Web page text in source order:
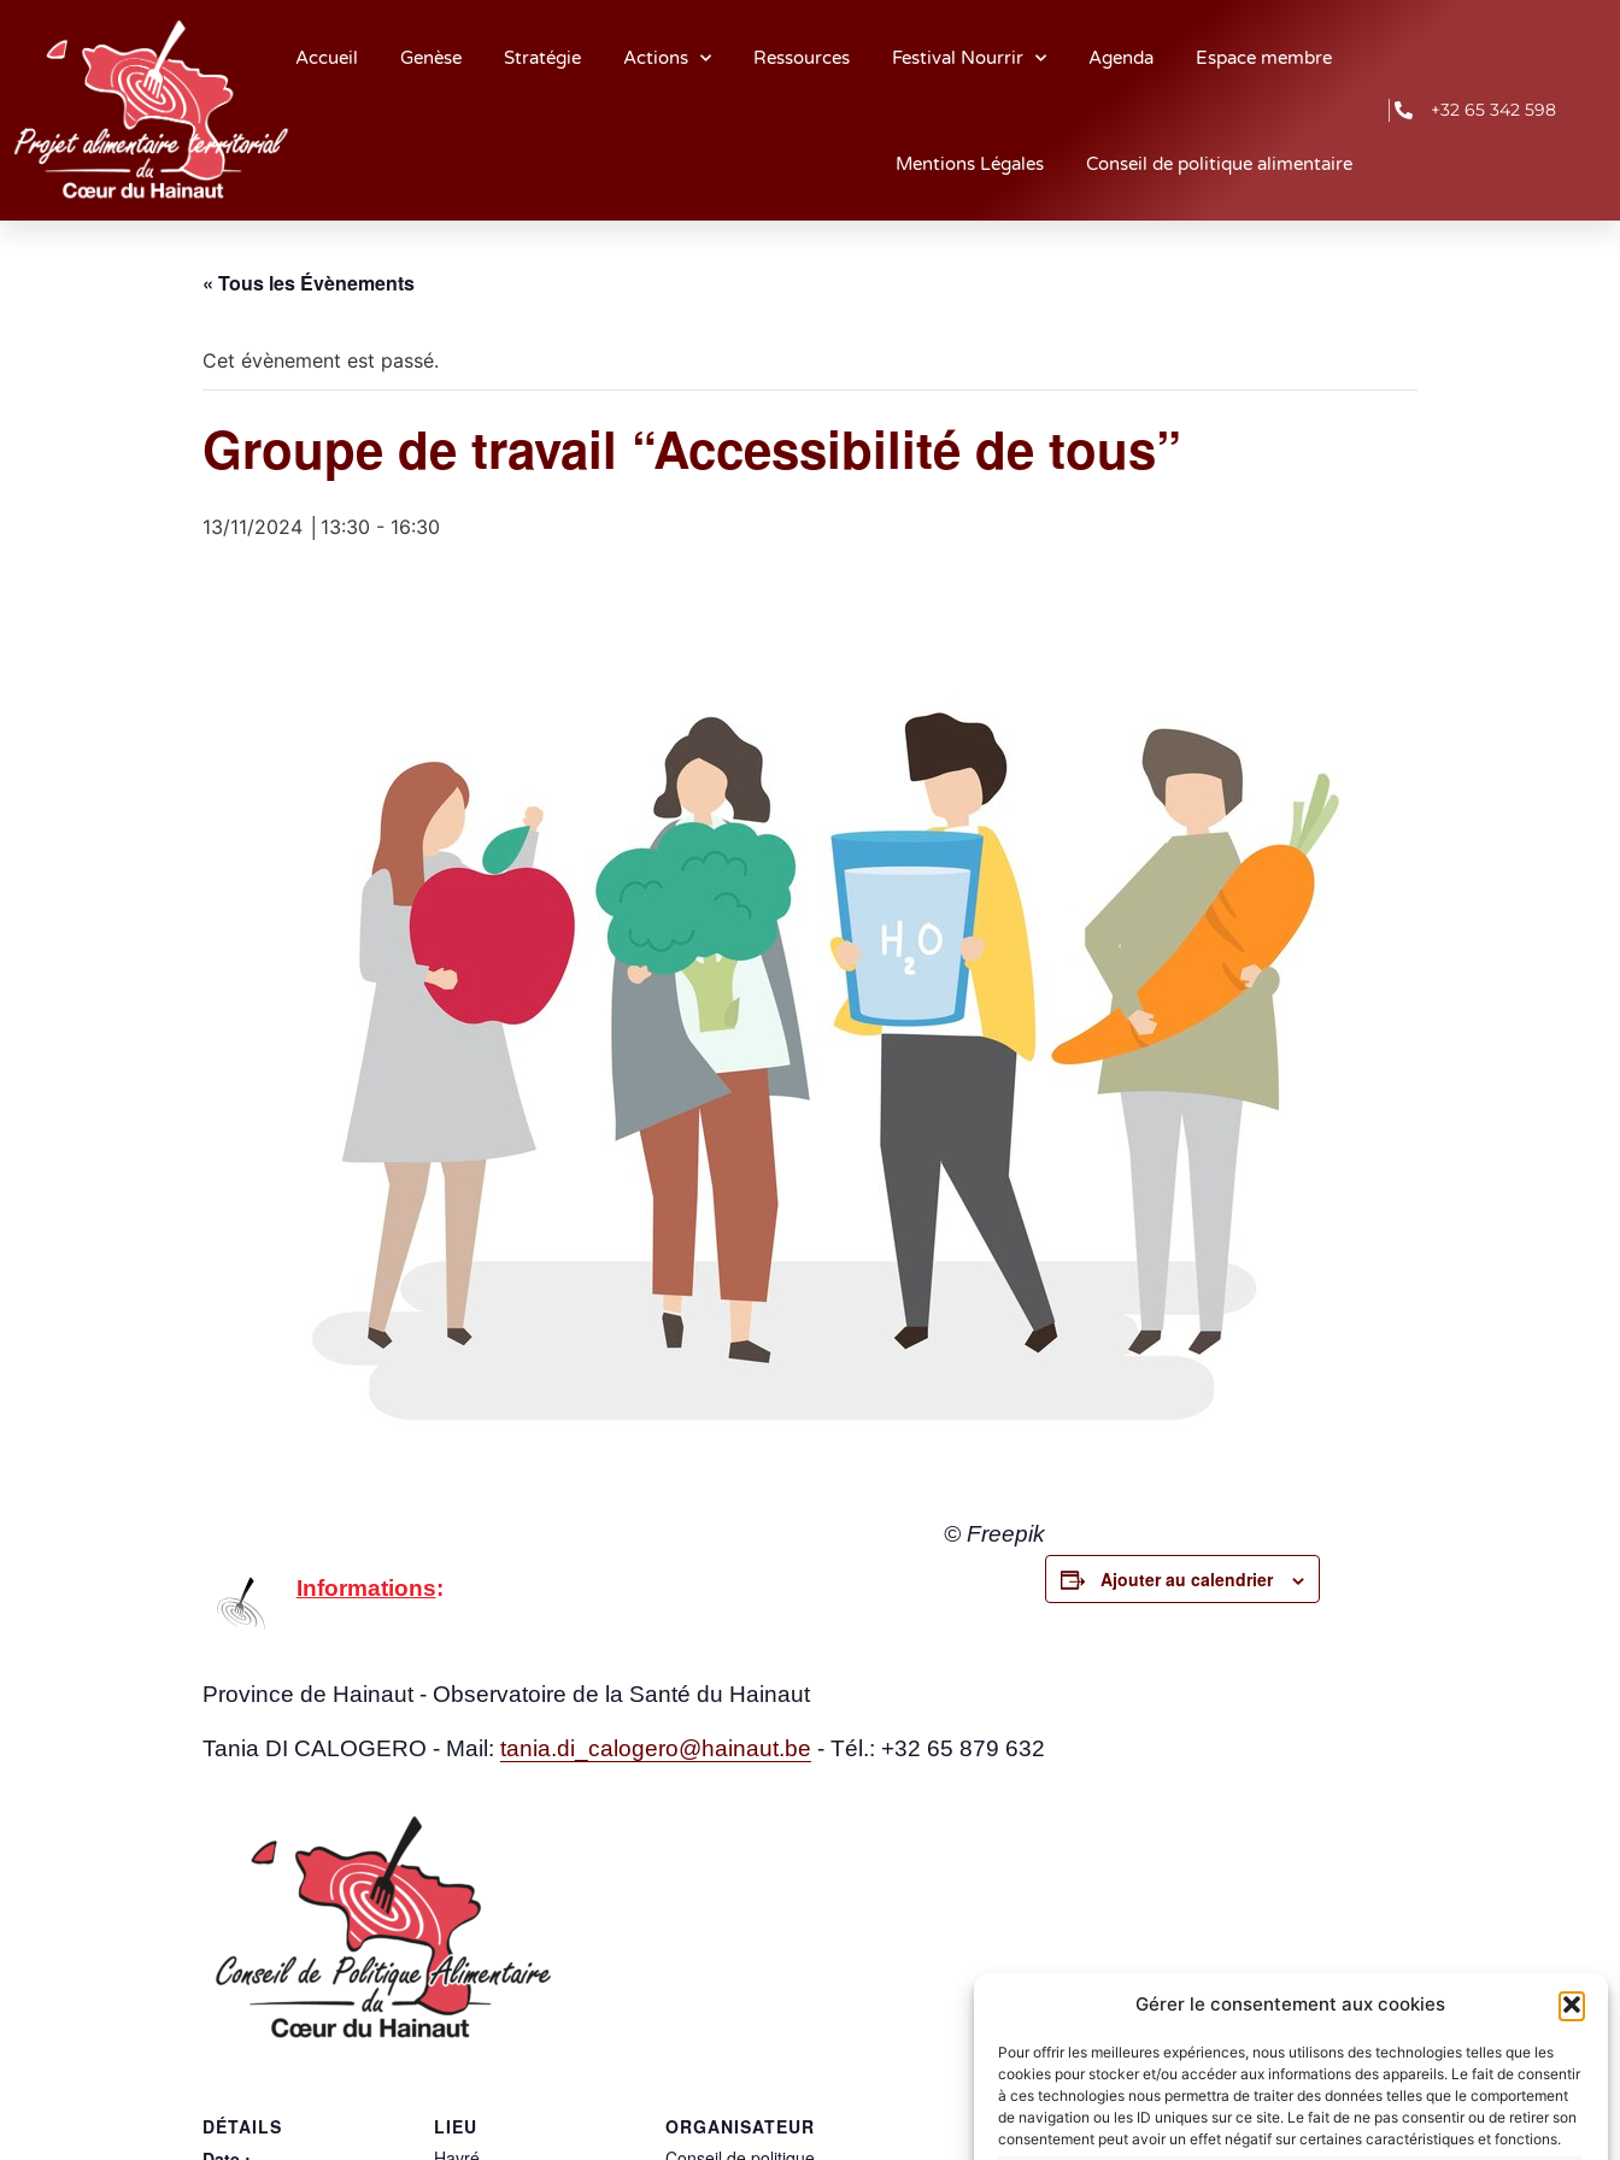
Gérer le consentement aux cookies
Pour offrir les meilleures expériences, nous utilisons des technologies telles que les
cookies pour stocker et/ou accéder aux informations des appareils. Le fait de consentir
à ces technologies nous permettra de traiter des données telles que le comportement
de navigation ou les ID uniques sur ce site. Le fait de ne pas consentir ou de retirer son
consentement peut avoir un effet négatif sur certaines caractéristiques et fonctions.
Accueil Genèse Stratégie Actions Ressources Festival Nourrir Agenda Espace membre
Mentions Légales Conseil de politique alimentaire
+32 65 342 598
« Tous les Évènements
Cet évènement est passé.
Groupe de travail “Accessibilité de tous”
13/11/2024 │13:30 - 16:30
© Free­pik
Infor­ma­tions:
Pro­vince de Hai­naut - Obser­va­toire de la San­té du Hainaut
Tania DI CALOGERO - Mail: tania.di_calogero@hainaut.be - Tél.: +32 65 879 632
Ajouter au calendrier
DÉTAILS
LIEU
ORGANISATEUR